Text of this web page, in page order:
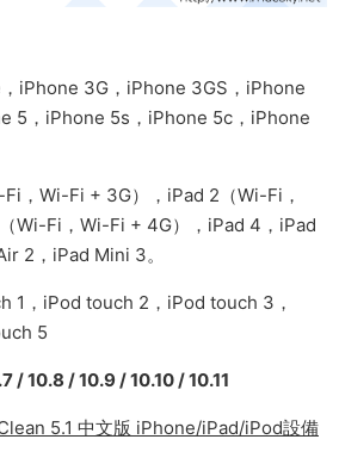
iPhone 3G，iPhone 3GS，iPhone
5，iPhone 5s，iPhone 5c，iPhone
，Wi-Fi + 3G），iPad 2（Wi-Fi，
Wi-Fi，Wi-Fi + 4G），iPad 4，iPad
2，iPad Mini 3。
1，iPod touch 2，iPod touch 3，
5
/ 10.8 / 10.9 / 10.10 / 10.11
5.1 中文版 iPhone/iPad/iPod設備